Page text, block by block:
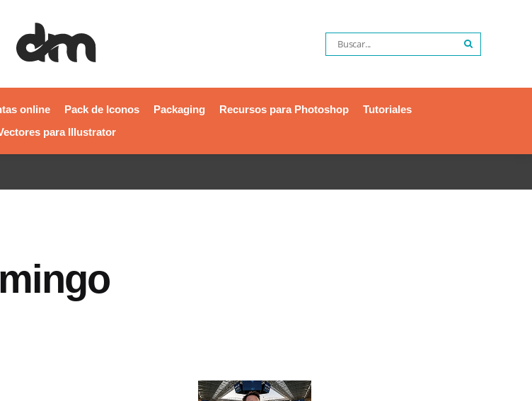
online Pack de Iconos Packaging Recursos para Photoshop
Tutoriales
para Illustrator